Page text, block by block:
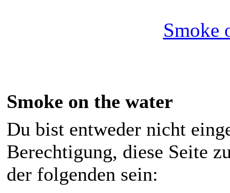
Smoke
Smoke on the water
Du bist entweder nicht
Berechtigung, diese Seite
der folgenden sein: